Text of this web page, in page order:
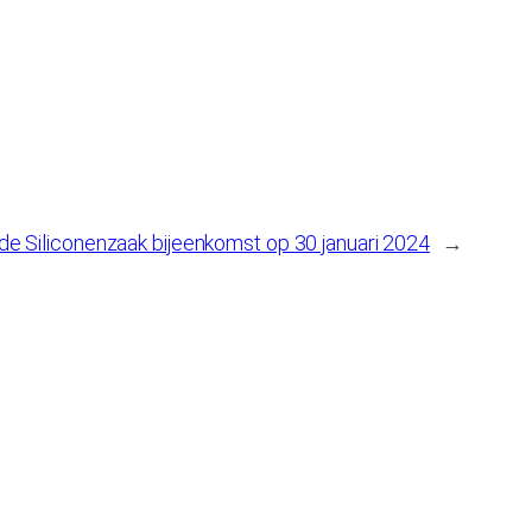
Siliconenzaak bijeenkomst op 30 januari 2024 →